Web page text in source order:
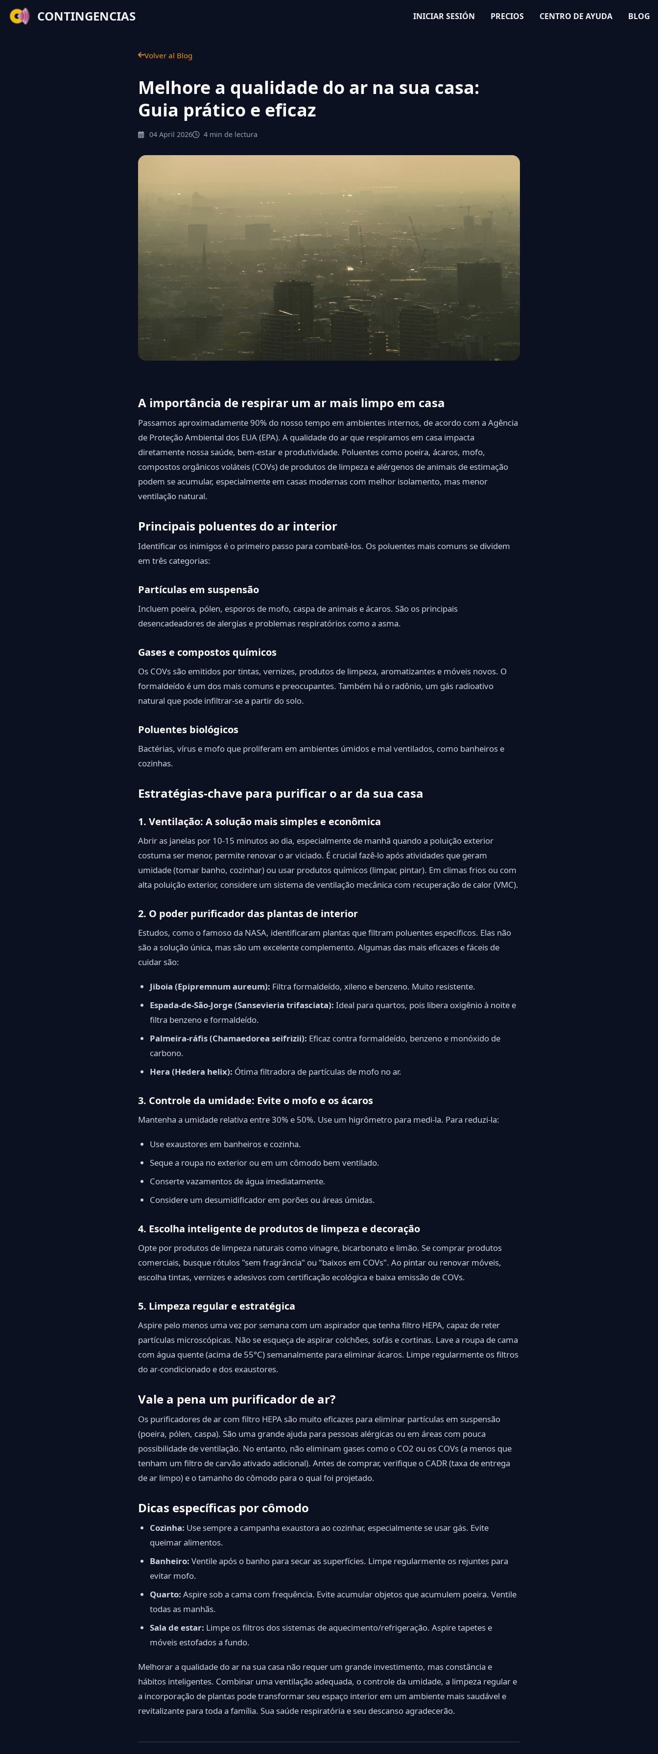
CONTINGENCIAS INICIAR SESIÓN PRECIOS CENTRO DE AYUDA BLOG
Volver al Blog
Melhore a qualidade do ar na sua casa:
Guia prático e eficaz
04 April 2026 4 min de lectura
A importância de respirar um ar mais limpo em casa
Passamos aproximadamente 90% do nosso tempo em ambientes internos, de acordo com a Agência
de Proteção Ambiental dos EUA (EPA). A qualidade do ar que respiramos em casa impacta
diretamente nossa saúde, bem-estar e produtividade. Poluentes como poeira, ácaros, mofo,
compostos orgânicos voláteis (COVs) de produtos de limpeza e alérgenos de animais de estimação
podem se acumular, especialmente em casas modernas com melhor isolamento, mas menor
ventilação natural.
Principais poluentes do ar interior
Identificar os inimigos é o primeiro passo para combatê-los. Os poluentes mais comuns se dividem
em três categorias:
Partículas em suspensão
Incluem poeira, pólen, esporos de mofo, caspa de animais e ácaros. São os principais
desencadeadores de alergias e problemas respiratórios como a asma.
Gases e compostos químicos
Os COVs são emitidos por tintas, vernizes, produtos de limpeza, aromatizantes e móveis novos. O
formaldeído é um dos mais comuns e preocupantes. Também há o radônio, um gás radioativo
natural que pode infiltrar-se a partir do solo.
Poluentes biológicos
Bactérias, vírus e mofo que proliferam em ambientes úmidos e mal ventilados, como banheiros e
cozinhas.
Estratégias-chave para purificar o ar da sua casa
1. Ventilação: A solução mais simples e econômica
Abrir as janelas por 10-15 minutos ao dia, especialmente de manhã quando a poluição exterior
costuma ser menor, permite renovar o ar viciado. É crucial fazê-lo após atividades que geram
umidade (tomar banho, cozinhar) ou usar produtos químicos (limpar, pintar). Em climas frios ou com
alta poluição exterior, considere um sistema de ventilação mecânica com recuperação de calor (VMC).
2. O poder purificador das plantas de interior
Estudos, como o famoso da NASA, identificaram plantas que filtram poluentes específicos. Elas não
são a solução única, mas são um excelente complemento. Algumas das mais eficazes e fáceis de
cuidar são:
Jiboia (Epipremnum aureum): Filtra formaldeído, xileno e benzeno. Muito resistente.
Espada-de-São-Jorge (Sansevieria trifasciata): Ideal para quartos, pois libera oxigênio à noite e
filtra benzeno e formaldeído.
Palmeira-ráfis (Chamaedorea seifrizii): Eficaz contra formaldeído, benzeno e monóxido de
carbono.
Hera (Hedera helix): Ótima filtradora de partículas de mofo no ar.
3. Controle da umidade: Evite o mofo e os ácaros
Mantenha a umidade relativa entre 30% e 50%. Use um higrômetro para medi-la. Para reduzi-la:
Use exaustores em banheiros e cozinha.
Seque a roupa no exterior ou em um cômodo bem ventilado.
Conserte vazamentos de água imediatamente.
Considere um desumidificador em porões ou áreas úmidas.
4. Escolha inteligente de produtos de limpeza e decoração
Opte por produtos de limpeza naturais como vinagre, bicarbonato e limão. Se comprar produtos
comerciais, busque rótulos "sem fragrância" ou "baixos em COVs". Ao pintar ou renovar móveis,
escolha tintas, vernizes e adesivos com certificação ecológica e baixa emissão de COVs.
5. Limpeza regular e estratégica
Aspire pelo menos uma vez por semana com um aspirador que tenha filtro HEPA, capaz de reter
partículas microscópicas. Não se esqueça de aspirar colchões, sofás e cortinas. Lave a roupa de cama
com água quente (acima de 55°C) semanalmente para eliminar ácaros. Limpe regularmente os filtros
do ar-condicionado e dos exaustores.
Vale a pena um purificador de ar?
Os purificadores de ar com filtro HEPA são muito eficazes para eliminar partículas em suspensão
(poeira, pólen, caspa). São uma grande ajuda para pessoas alérgicas ou em áreas com pouca
possibilidade de ventilação. No entanto, não eliminam gases como o CO2 ou os COVs (a menos que
tenham um filtro de carvão ativado adicional). Antes de comprar, verifique o CADR (taxa de entrega
de ar limpo) e o tamanho do cômodo para o qual foi projetado.
Dicas específicas por cômodo
Cozinha: Use sempre a campanha exaustora ao cozinhar, especialmente se usar gás. Evite
queimar alimentos.
Banheiro: Ventile após o banho para secar as superfícies. Limpe regularmente os rejuntes para
evitar mofo.
Quarto: Aspire sob a cama com frequência. Evite acumular objetos que acumulem poeira. Ventile
todas as manhãs.
Sala de estar: Limpe os filtros dos sistemas de aquecimento/refrigeração. Aspire tapetes e
móveis estofados a fundo.
Melhorar a qualidade do ar na sua casa não requer um grande investimento, mas constância e
hábitos inteligentes. Combinar uma ventilação adequada, o controle da umidade, a limpeza regular e
a incorporação de plantas pode transformar seu espaço interior em um ambiente mais saudável e
revitalizante para toda a família. Sua saúde respiratória e seu descanso agradecerão.